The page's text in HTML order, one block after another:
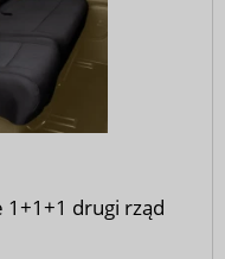
drugi rząd